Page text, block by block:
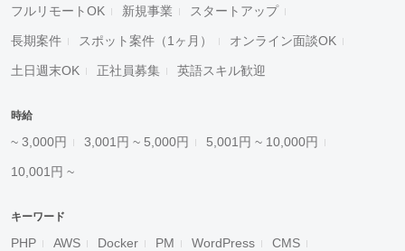
フルリモートOK 新規事業 スタートアップ
長期案件 スポット案件（1ヶ月） オンライン面談OK
土日週末OK 正社員募集 英語スキル歓迎
時給
~ 3,000円 3,001円 ~ 5,000円 5,001円 ~ 10,000円
10,001円 ~
キーワード
PHP AWS Docker PM WordPress CMS